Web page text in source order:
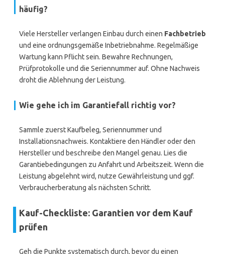
häufig?
Viele Hersteller verlangen Einbau durch einen Fachbetrieb
und eine ordnungsgemäße Inbetriebnahme. Regelmäßige
Wartung kann Pflicht sein. Bewahre Rechnungen,
Prüfprotokolle und die Seriennummer auf. Ohne Nachweis
droht die Ablehnung der Leistung.
Wie gehe ich im Garantiefall richtig vor?
Sammle zuerst Kaufbeleg, Seriennummer und
Installationsnachweis. Kontaktiere den Händler oder den
Hersteller und beschreibe den Mangel genau. Lies die
Garantiebedingungen zu Anfahrt und Arbeitszeit. Wenn die
Leistung abgelehnt wird, nutze Gewährleistung und ggf.
Verbraucherberatung als nächsten Schritt.
Kauf-Checkliste: Garantien vor dem Kauf
prüfen
Geh die Punkte systematisch durch, bevor du einen